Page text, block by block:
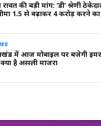
रावत की बड़ी मांग: ‘डी’ श्रेणी
1.5 से बढ़ाकर 4 करोड़ करने
में आज मोबाइल पर बजेगी
है असली माजरा